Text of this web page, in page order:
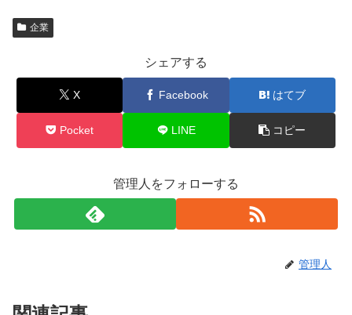
企業
シェアする
X Facebook はてブ
Pocket LINE コピー
管理人をフォローする
管理人